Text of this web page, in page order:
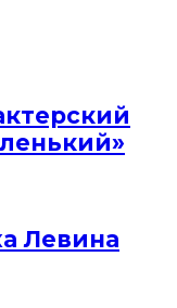
Левина